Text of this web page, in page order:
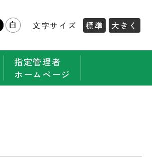
白 文字サイズ 標準 大きく
指定管理者
ホームページ